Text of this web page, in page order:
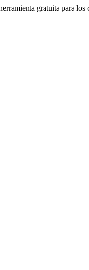
gratuita para